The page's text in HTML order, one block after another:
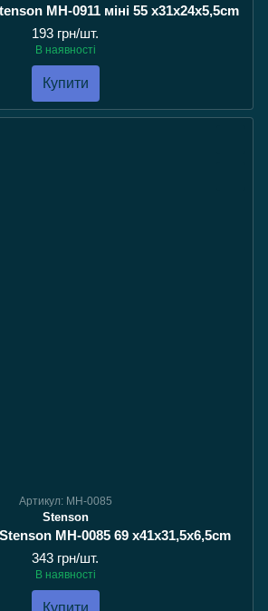
MH-0911 міні 55 x31х24х5,5сm
193 грн/шт.
В наявності
Купити
Артикул: MH-0085
Stenson
MH-0085 69 x41х31,5х6,5сm
343 грн/шт.
В наявності
Купити